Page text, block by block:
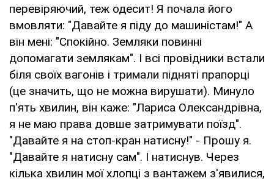
перевіряючий, теж одесит! Я почала його
вмовляти: "Давайте я піду до машиністам!" А
він мені: "Спокійно. Земляки повинні
допомагати землякам". І всі провідники встали
біля своїх вагонів і тримали підняті прапорці
(це значить, що не можна вирушати). Минуло
п'ять хвилин, він каже: "Лариса Олександрівна,
я не маю права довше затримувати поїзд".
"Давайте я на стоп-кран натисну!" - Прошу я.
"Давайте я натисну сам". І натиснув. Через
кілька хвилин мої хлопці з вантажем з'явилися,